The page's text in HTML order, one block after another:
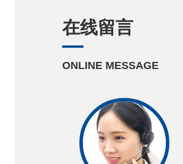
在线留言
ONLINE MESSAGE